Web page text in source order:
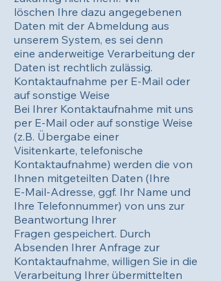
löschen Ihre dazu angegebenen
Daten mit der Abmeldung aus
unserem System, es sei denn
eine anderweitige Verarbeitung der
Daten ist rechtlich zulässig.
Kontaktaufnahme per E-Mail oder
auf sonstige Weise
Bei Ihrer Kontaktaufnahme mit uns
per E-Mail oder auf sonstige Weise
(z.B. Übergabe einer
Visitenkarte, telefonische
Kontaktaufnahme) werden die von
Ihnen mitgeteilten Daten (Ihre
E-Mail-Adresse, ggf. Ihr Name und
Ihre Telefonnummer) von uns zur
Beantwortung Ihrer
Fragen gespeichert. Durch
Absenden Ihrer Anfrage zur
Kontaktaufnahme, willigen Sie in die
Verarbeitung Ihrer übermittelten